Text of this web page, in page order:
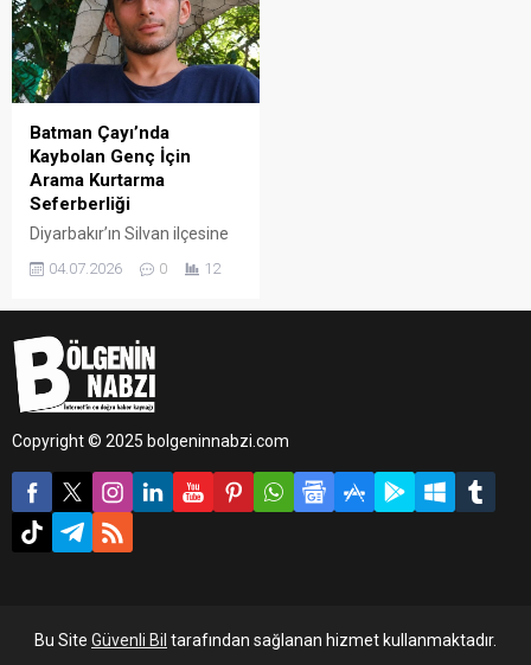
Batman Çayı’nda
Kaybolan Genç İçin
Arama Kurtarma
Seferberliği
Diyarbakır’ın Silvan ilçesine
bağlı Çevriksu köyü
mevkiinde balık tutmak için
dünden bu yana haber
alınamıyor. Çay kenarında
motosikleti ve elbiseleri
bölgeye dalgıç ekipleri sevk
edildi.
04.07.2026 0 12
Copyright © 2025 bolgeninnabzi.com
Bu Site Güvenli Bil tarafından sağlanan hizmet kullanmaktadır.